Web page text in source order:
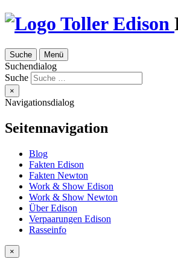
Suche Menü
Suchendialog
Suche
×
Navigationsdialog
Seitennavigation
Blog
Fakten Edison
Fakten Newton
Work & Show Edison
Work & Show Newton
Über Edison
Verpaarungen Edison
Rasseinfo
×